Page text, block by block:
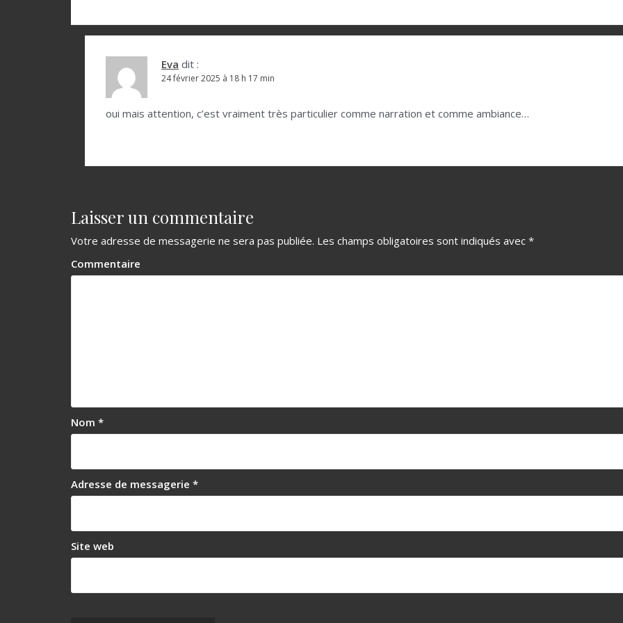
l
e
Eva dit :
24 février 2025 à 18 h 17 min
oui mais attention, c’est vraiment très particulier comme narration et comme ambiance…
Laisser un commentaire
Votre adresse de messagerie ne sera pas publiée. Les champs obligatoires sont indiqués avec *
Commentaire
Nom *
Adresse de messagerie *
Site web